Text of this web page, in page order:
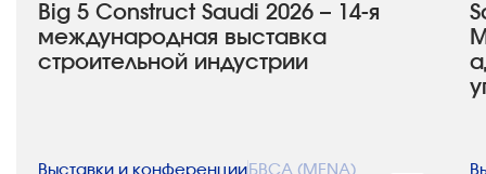
Big 5 Construct Saudi 2026 – 14-я
международная выставка
строительной индустрии
Выставки и конференции БВСА (MENA)